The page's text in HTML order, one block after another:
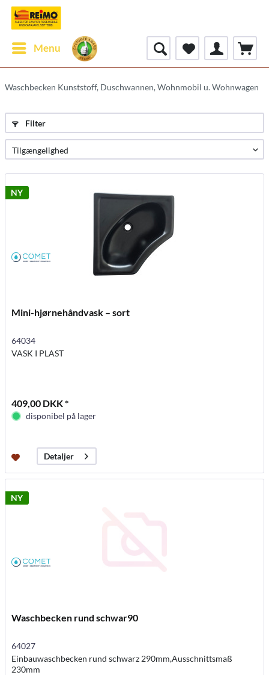
Menu
Waschbecken Kunststoff, Duschwannen, Wohnmobil u. Wohnwagen
Filter
NY
Mini-hjørnehåndvask – sort
64034
VASK I PLAST
409,00 DKK *
disponibel på lager
Detaljer
NY
Waschbecken rund schwar90
64027
Einbauwaschbecken rund schwarz 290mm,Ausschnittsmaß
230mm